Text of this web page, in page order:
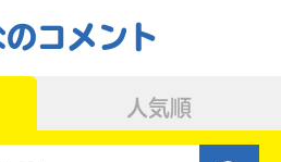
コメント
人気順